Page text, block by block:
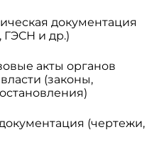
требования
Р-879.
документация
ГЭСН и др.)
акты органов
(законы,
(чертежи,